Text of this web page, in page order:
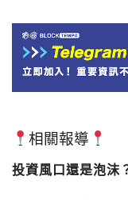
相關報導
投資風口還是泡沫